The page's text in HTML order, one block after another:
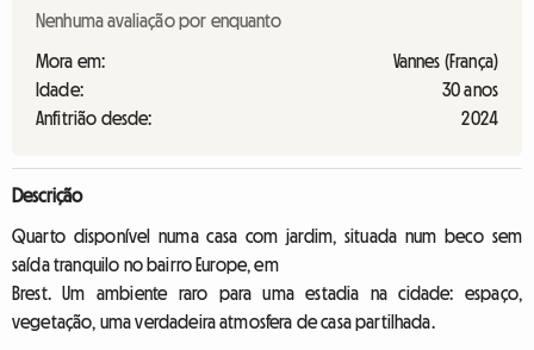
Nenhuma avaliação por enquanto
Mora em:
Vannes (França)
Idade:
30 anos
Anfitrião desde:
2024
Descrição
Quarto disponível numa casa com jardim, situada num beco sem
saída tranquilo no bairro Europe, em
Brest. Um ambiente raro para uma estadia na cidade: espaço,
vegetação, uma verdadeira atmosfera de casa partilhada.